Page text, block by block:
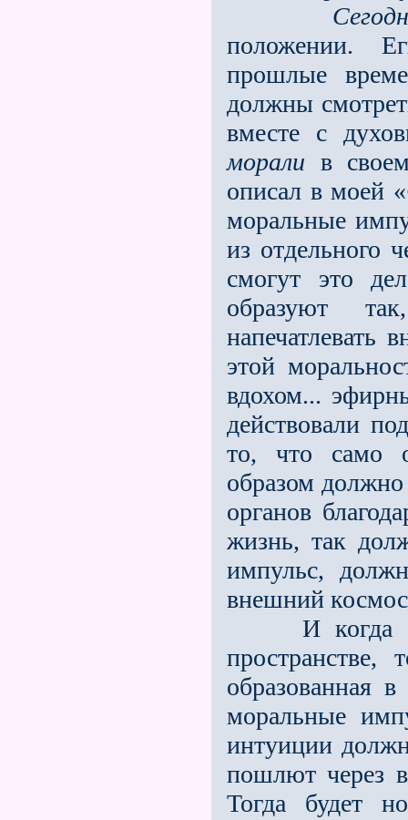
положении.
прошлые
должны
вместе с
морали в
описал в моей «
моральные
из отдельного
смогут это
образуют
напечатлевать
этой
вдохом...
действовали
то, что само
образом
органов
жизнь, так
импульс,
внешний
И когда
пространстве,
образованная
моральные
интуиции
пошлют через
Тогда будет